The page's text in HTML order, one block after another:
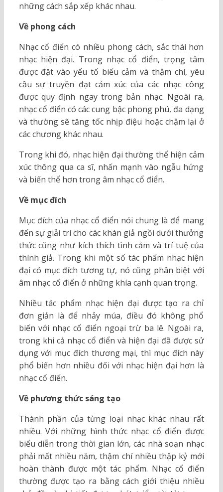
những cách sắp xếp khác nhau.
Về phong cách
Nhạc cổ điển có nhiều phong cách, sắc thái hơn
nhạc hiện đại. Trong nhạc cổ điển, trọng tâm
được đặt vào yếu tố biểu cảm và thậm chí, yêu
cầu sự truyền đạt cảm xúc của các nhạc công
được quy định ngay trong bản nhạc. Ngoài ra,
nhạc cổ điển có các cung bậc phong phú, đa dạng
và thường sẽ tăng tốc nhịp điệu hoặc chậm lại ở
các chương khác nhau.
Trong khi đó, nhạc hiện đại thường thể hiện cảm
xúc thông qua ca sĩ, nhấn mạnh vào ngẫu hứng
và biến thể hơn trong âm nhạc cổ điển.
Về mục đích
Mục đích của nhạc cổ điển nói chung là để mang
đến sự giải trí cho các khán giả ngồi dưới thưởng
thức cũng như kích thích tình cảm và trí tuệ của
thính giả. Trong khi một số tác phẩm nhạc hiện
đại có mục đích tương tự, nó cũng phân biệt với
âm nhạc cổ điển ở những khía cạnh quan trọng.
Nhiều tác phẩm nhạc hiện đại được tạo ra chỉ
đơn giản là để nhảy múa, điều đó không phổ
biến với nhạc cổ điển ngoại trừ ba lê. Ngoài ra,
trong khi cả nhạc cổ điển và hiện đại đã được sử
dụng với mục đích thương mại, thì mục đích này
phổ biến hơn nhiều đối với nhạc hiện đại hơn là
nhạc cổ điển.
Về phương thức sáng tạo
Thành phần của từng loại nhạc khác nhau rất
nhiều. Với những hình thức nhạc cổ điển được
biểu diễn trong thời gian lớn, các nhà soạn nhạc
phải mất nhiều năm, thậm chí nhiều thập kỷ mới
hoàn thành được một tác phẩm. Nhạc cổ điển
thường được tạo ra bằng cách giới thiệu nhiều